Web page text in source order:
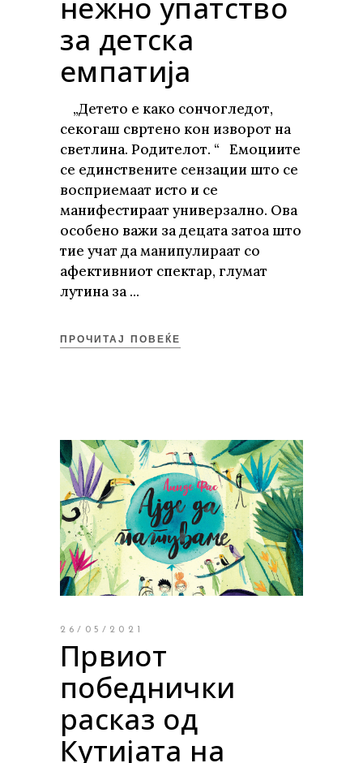
за детска
емпатија
„Детето е како сончогледот,
секогаш свртено кон изворот на
светлина. Родителот. “ Емоциите
се единствените сензации што се
восприемаат исто и се
манифестираат универзално. Ова
особено важи за децата затоа што
тие учат да манипулираат со
афективниот спектар, глумат
лутина за
ПРОЧИТАЈ ПОВЕЌЕ
26/05/2021
Првиот
победнички
расказ од
Кутијата на